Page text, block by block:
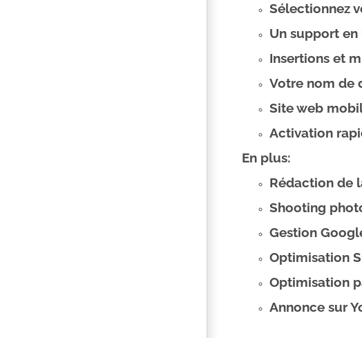
Sélectionnez
Un support en
Insertions et
Votre nom de
Site web
Activation
En plus:
Rédaction de
Shooting
Gestion
Optimisation
Optimisation
Annonce sur